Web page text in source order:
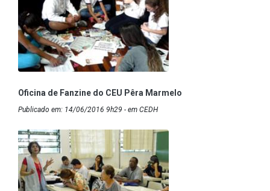
Oficina de Fanzine do CEU Pêra Marmelo
Publicado em: 14/06/2016 9h29 - em CEDH